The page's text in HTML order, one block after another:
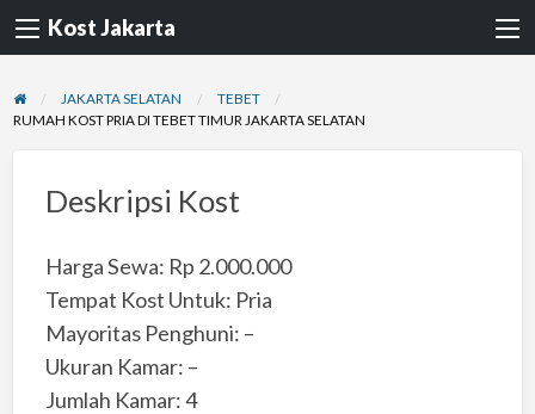
Kost Jakarta
JAKARTA SELATAN
TEBET
RUMAH KOST PRIA DI TEBET TIMUR JAKARTA SELATAN
Deskripsi Kost
Harga Sewa: Rp 2.000.000
Tempat Kost Untuk: Pria
Mayoritas Penghuni: –
Ukuran Kamar: –
Jumlah Kamar: 4